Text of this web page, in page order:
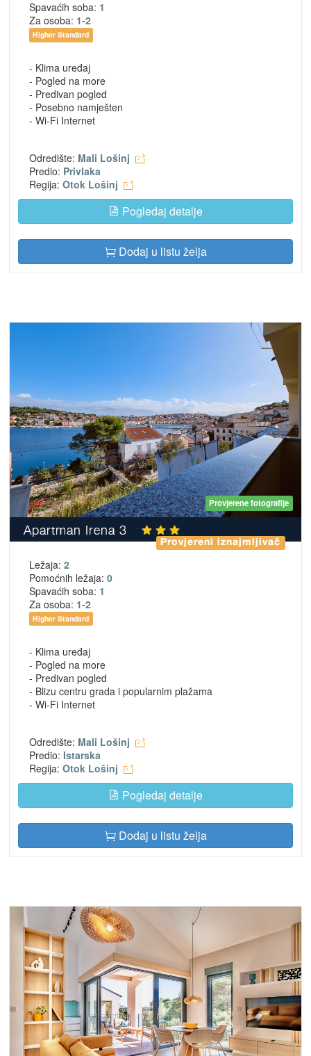
Spavaćih soba: 1
Za osoba: 1-2
Higher Standard
- Klima uređaj
- Pogled na more
- Predivan pogled
- Posebno namješten
- Wi-Fi Internet
Odredište: Mali Lošinj
Predio: Privlaka
Regija: Otok Lošinj
Pogledaj detalje
Dodaj u listu želja
Provjerene fotografije
Apartman Irena 3
Provjereni iznajmljivač
Ležaja: 2
Pomoćnih ležaja: 0
Spavaćih soba: 1
Za osoba: 1-2
Higher Standard
- Klima uređaj
- Pogled na more
- Predivan pogled
- Blizu centru grada i popularnim plažama
- Wi-Fi Internet
Odredište: Mali Lošinj
Predio: Istarska
Regija: Otok Lošinj
Pogledaj detalje
Dodaj u listu želja